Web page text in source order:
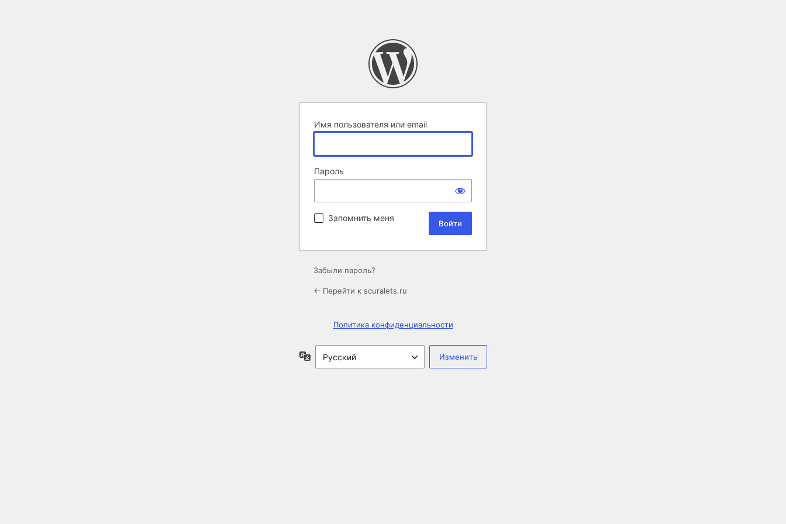
Имя пользователя или email
Пароль
Запомнить меня
Забыли пароль?
← Перейти к scuralets.ru
Политика конфиденциальности
Язык